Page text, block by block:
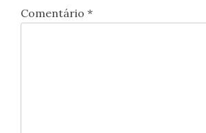
Comentário *